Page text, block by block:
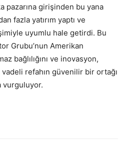
pazarına girişinden bu yana
fazla yatırım yaptı ve
uyumlu hale getirdi. Bu
Grubu’nun Amerikan
bağlılığını ve inovasyon,
refahın güvenilir bir ortağı
vurguluyor.